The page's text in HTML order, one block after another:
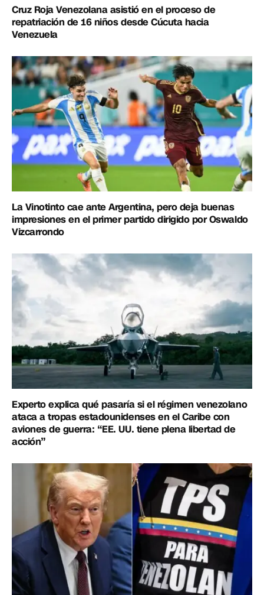
Cruz Roja Venezolana asistió en el proceso de
repatriación de 16 niños desde Cúcuta hacia
Venezuela
La Vinotinto cae ante Argentina, pero deja buenas
impresiones en el primer partido dirigido por Oswaldo
Vizcarrondo
Experto explica qué pasaría si el régimen venezolano
ataca a tropas estadounidenses en el Caribe con
aviones de guerra: “EE. UU. tiene plena libertad de
acción”